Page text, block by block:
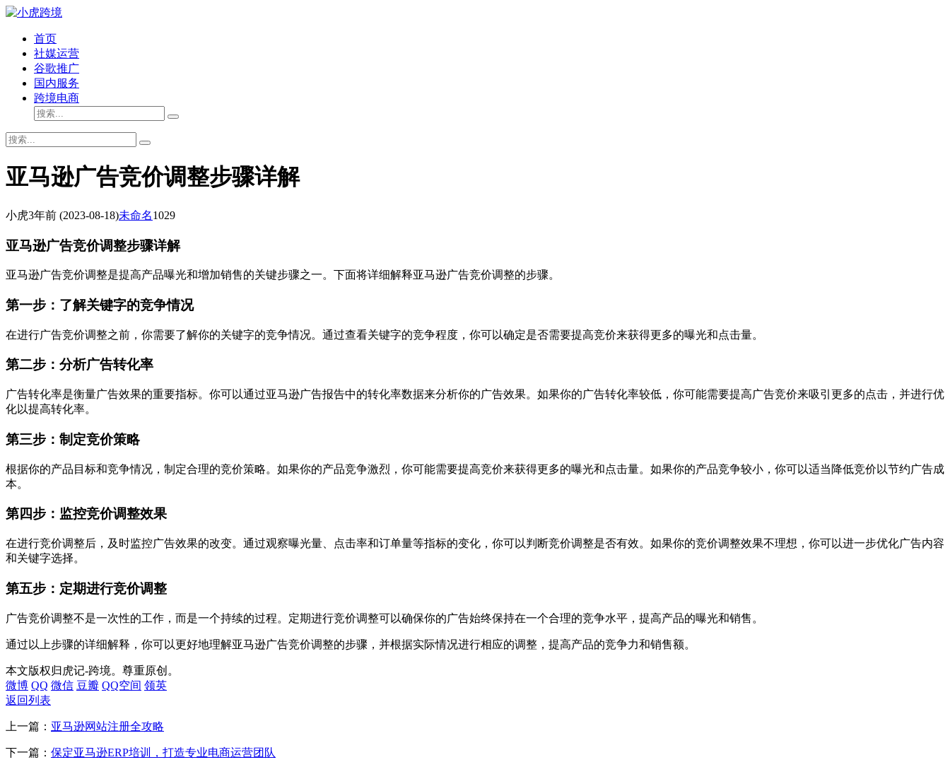
首页
社媒运营
谷歌推广
国内服务
跨境电商
亚马逊广告竞价调整步骤详解
小虎3年前 (2023-08-18)未命名1029
亚马逊广告竞价调整步骤详解
亚马逊广告竞价调整是提高产品曝光和增加销售的关键步骤之一。下面将详细解释亚马逊广告竞价调整的步骤。
第一步：了解关键字的竞争情况
在进行广告竞价调整之前，你需要了解你的关键字的竞争情况。通过查看关键字的竞争程度，你可以确定是否需要提高竞价来获得更多的曝光和点击量。
第二步：分析广告转化率
广告转化率是衡量广告效果的重要指标。你可以通过亚马逊广告报告中的转化率数据来分析你的广告效果。如果你的广告转化率较低，你可能需要提高广告竞价来吸引更多的点击，并进行优
化以提高转化率。
第三步：制定竞价策略
根据你的产品目标和竞争情况，制定合理的竞价策略。如果你的产品竞争激烈，你可能需要提高竞价来获得更多的曝光和点击量。如果你的产品竞争较小，你可以适当降低竞价以节约广告成
本。
第四步：监控竞价调整效果
在进行竞价调整后，及时监控广告效果的改变。通过观察曝光量、点击率和订单量等指标的变化，你可以判断竞价调整是否有效。如果你的竞价调整效果不理想，你可以进一步优化广告内容
和关键字选择。
第五步：定期进行竞价调整
广告竞价调整不是一次性的工作，而是一个持续的过程。定期进行竞价调整可以确保你的广告始终保持在一个合理的竞争水平，提高产品的曝光和销售。
通过以上步骤的详细解释，你可以更好地理解亚马逊广告竞价调整的步骤，并根据实际情况进行相应的调整，提高产品的竞争力和销售额。
本文版权归虎记-跨境。尊重原创。
微博 QQ 微信 豆瓣 QQ空间 领英
返回列表
上一篇： 亚马逊网站注册全攻略
下一篇： 保定亚马逊ERP培训，打造专业电商运营团队